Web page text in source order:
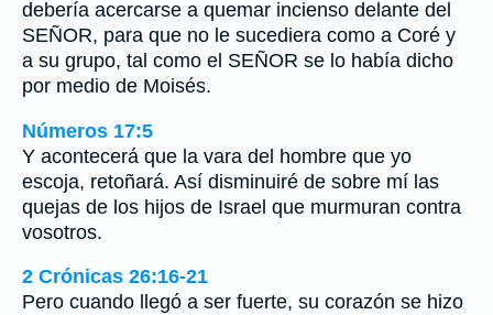
debería acercarse a quemar incienso delante del
SEÑOR, para que no le sucediera como a Coré y
a su grupo, tal como el SEÑOR se lo había dicho
por medio de Moisés.
Números 17:5
Y acontecerá que la vara del hombre que yo
escoja, retoñará. Así disminuiré de sobre mí las
quejas de los hijos de Israel que murmuran contra
vosotros.
2 Crónicas 26:16-21
Pero cuando llegó a ser fuerte, su corazón se hizo